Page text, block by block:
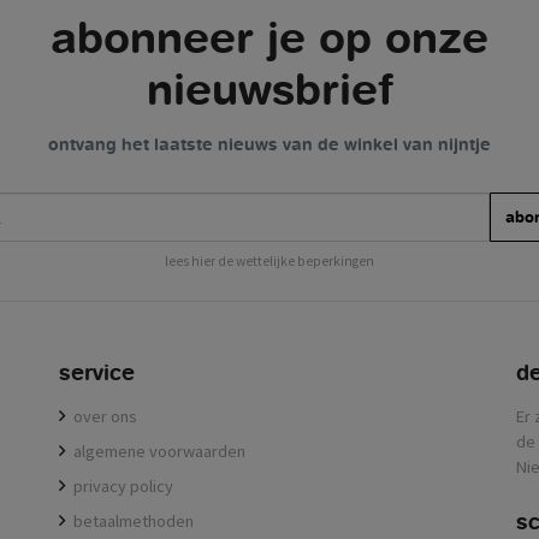
abonneer je op onze
nieuwsbrief
ontvang het laatste nieuws van de winkel van nijntje
lees hier de wettelijke beperkingen
service
over ons
algemene voorwaarden
privacy policy
betaalmethoden
Er
de